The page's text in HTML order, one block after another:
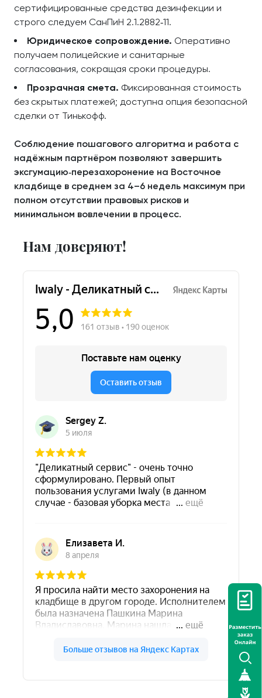
сертифицированные средства дезинфекции и
строго следуем СанПиН 2.1.2882‑11.
Юридическое сопровождение. Оперативно
получаем полицейские и санитарные
согласования, сокращая сроки процедуры.
Прозрачная смета. Фиксированная стоимость
без скрытых платежей; доступна опция безопасной
сделки от Тинькофф.
Соблюдение пошагового алгоритма и работа с
надёжным партнёром позволяют завершить
эксгумацию‑перезахоронение на Восточное
кладбище в среднем за 4–6 недель максимум при
полном отсутствии правовых рисков и
минимальном вовлечении в процесс.
Нам доверяют!